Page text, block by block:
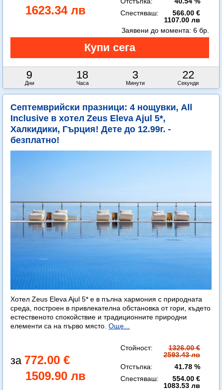
1623.34 лв
Спестяваш:
566.00 €
1107.00 лв
9
Дни
18
Часа
3
Минути
21
Секунди
Заявени до момента: 6 бр.
Септемврийски празници: 4 нощувки, All
Inclusive в хотел Zeus Eleva Ajul 5*,
Халкидики, Гърция! Дете до 12.99г. -
безплатно!
Хотел Zeus Eleva Ajul 5* е в пълна хармония с природната
среда, построен в привлекателна обстановка от гори, където
естественото спокойствие и традиционните природни
елементи са на първо място. Още...
772.00 €
1509.90 лв
Стойност:
1326.00 €
2593.43 лв
Отстъпка:
41.78 %
Спестяваш:
554.00 €
1083.53 лв